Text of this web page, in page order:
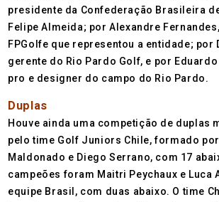
presidente da Confederação Brasileira
Felipe Almeida; por Alexandre
FPGolfe que representou a entidade; por
gerente do Rio Pardo Golf, e por
pro e designer do campo do Rio Pardo.
Duplas
Houve ainda uma competição de duplas
pelo time Golf Juniors Chile, formado
Maldonado e Diego Serrano, com 17
campeões foram Maitri Peychaux e Luca
equipe Brasil, com duas abaixo. O time